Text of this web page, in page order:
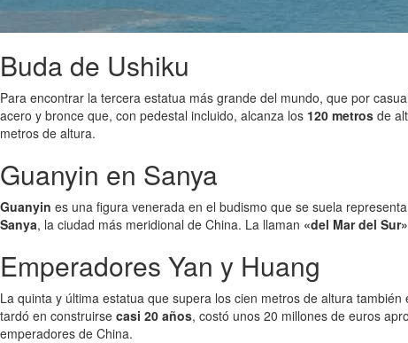
Buda de Ushiku
Para encontrar la tercera estatua más grande del mundo, que por
acero y bronce que, con pedestal incluido, alcanza los 120 metros de
metros de altura.
Guanyin en Sanya
Guanyin es una figura venerada en el budismo que se suela
Sanya, la ciudad más meridional de China. La llaman «del Mar del Sur»
Emperadores Yan y Huang
La quinta y última estatua que supera los cien metros de altura
tardó en construirse casi 20 años, costó unos 20 millones de euros
emperadores de China.